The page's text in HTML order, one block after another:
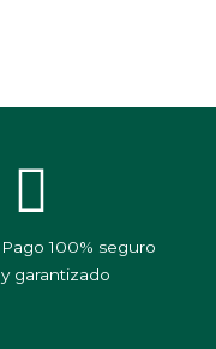
Pago 100% seguro
y garantizado